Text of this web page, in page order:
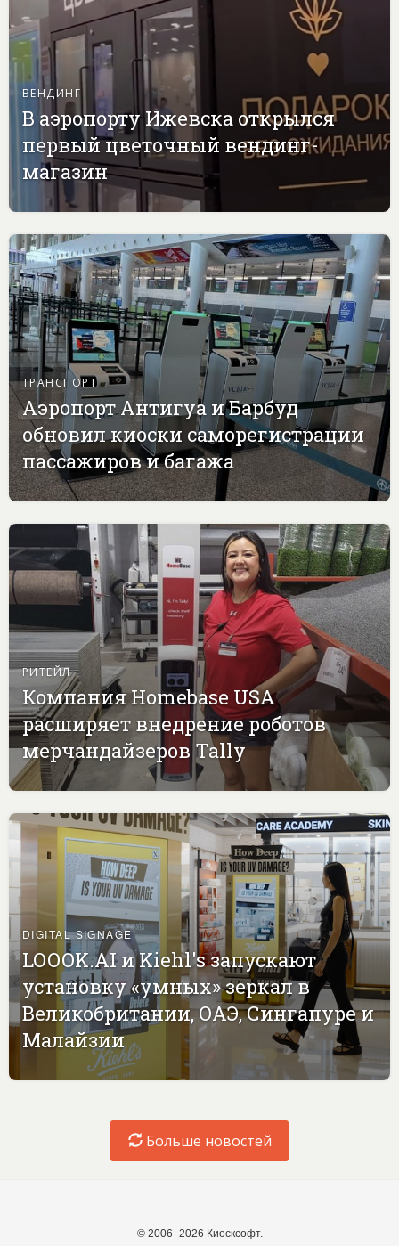
ВЕНДИНГ
В аэропорту Ижевска открылся
первый цветочный вендинг-
магазин
ТРАНСПОРТ
Аэропорт Антигуа и Барбуд
обновил киоски саморегистрации
пассажиров и багажа
РИТЕЙЛ
Компания Homebase USA
расширяет внедрение роботов
мерчандайзеров Tally
DIGITAL SIGNAGE
LOOOK.AI и Kiehl's запускают
установку «умных» зеркал в
Великобритании, ОАЭ, Сингапуре и
Малайзии
Больше новостей
© 2006–2026 Киосксофт.